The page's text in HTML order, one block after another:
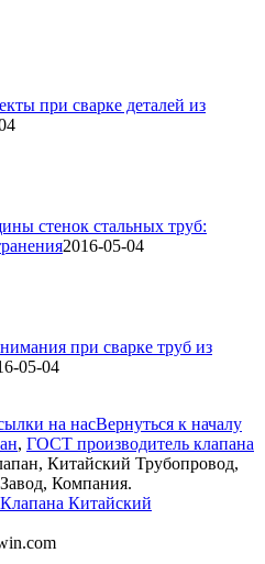
при сварке деталей из
стенок стальных труб:
2016-05-04
при сварке труб из
05-04
на насВернуться к началу
, ГОСТ производитель клапана
Китайский Трубопровод,
Компания.
Китайский